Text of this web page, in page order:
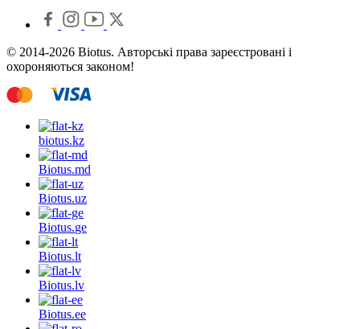
© 2014-2026 Biotus. Авторські права зареєстровані і
охороняються законом!
biotus.kz
Biotus.md
Biotus.uz
Biotus.ge
Biotus.lt
Biotus.lv
Biotus.ee